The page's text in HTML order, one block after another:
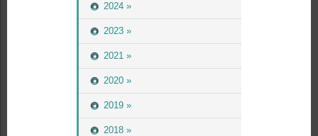
2024 »
2023 »
2021 »
2020 »
2019 »
2018 »